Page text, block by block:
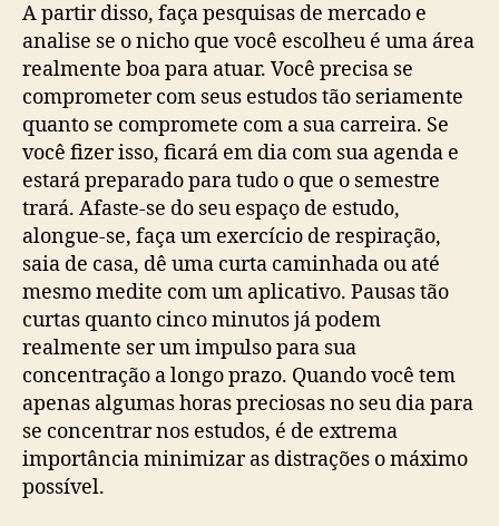
A partir disso, faça pesquisas de mercado e
analise se o nicho que você escolheu é uma área
realmente boa para atuar. Você precisa se
comprometer com seus estudos tão seriamente
quanto se compromete com a sua carreira. Se
você fizer isso, ficará em dia com sua agenda e
estará preparado para tudo o que o semestre
trará. Afaste-se do seu espaço de estudo,
alongue-se, faça um exercício de respiração,
saia de casa, dê uma curta caminhada ou até
mesmo medite com um aplicativo. Pausas tão
curtas quanto cinco minutos já podem
realmente ser um impulso para sua
concentração a longo prazo. Quando você tem
apenas algumas horas preciosas no seu dia para
se concentrar nos estudos, é de extrema
importância minimizar as distrações o máximo
possível.